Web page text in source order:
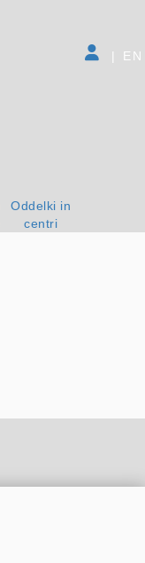
Oddelki in
centri
| EN